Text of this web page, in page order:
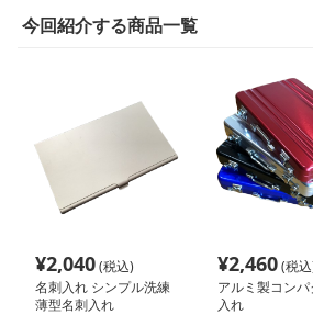
今回紹介する商品一覧
¥2,040(税込)
名刺入れ シンプル洗練
薄型名刺入れ
¥2,460(税
アルミ製コン
入れ